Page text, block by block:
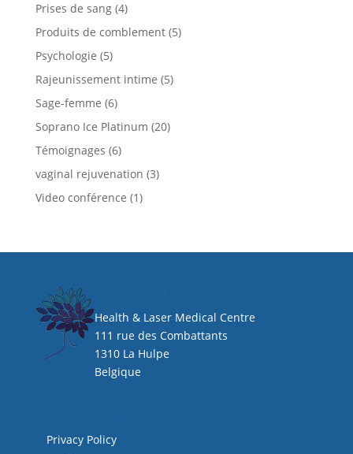
Prises de sang(4)
Produits de comblement(5)
Psychologie (5)
Rajeunissement intime (5)
Sage-femme (6)
Soprano Ice Platinum (20)
Témoignages (6)
vaginal rejuvenation (3)
Video conférence (1)
Health & Laser Medical Centre
111 rue des Combattants
1310 La Hulpe
Belgique
Privacy Policy